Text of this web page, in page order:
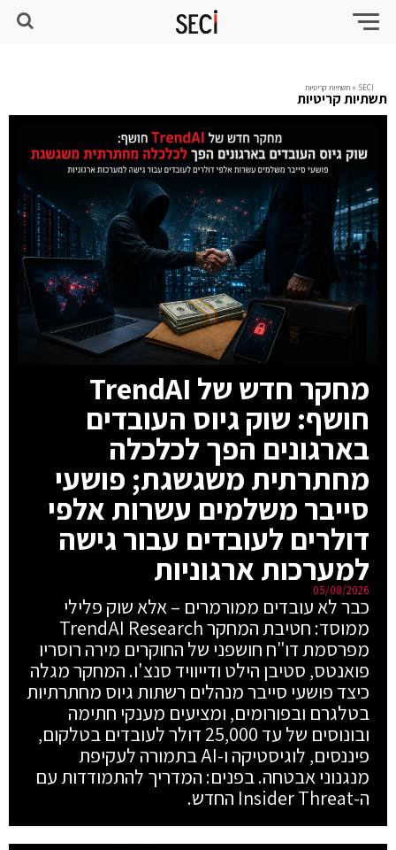
SECI
» תשתיות קריטיות
תשתיות קריטיות
מחקר חדש של TrendAI
חושף: שוק גיוס העובדים
בארגונים הפך לכלכלה
מחתרתית משגשגת; פושעי
סייבר משלמים עשרות אלפי
דולרים לעובדים עבור גישה
למערכות ארגוניות
05/08/2026
כבר לא עובדים ממורמרים – אלא שוק פלילי
ממוסד: חטיבת המחקר TrendAI Research
מפרסמת דו"ח חושפני של החוקרים מירה רוסריו
פואנטס, סטיבן הילט ודייוויד סנצ'ו. המחקר מגלה
כיצד פושעי סייבר מנהלים רשתות גיוס מחתרתיות
בטלגרם ובפורומים, ומציעים מענקי חתימה
ובונוסים של עד 25,000 דולר לעובדים בטלקום,
פיננסים, לוגיסטיקה ו-AI בתמורה לעקיפת
מנגנוני אבטחה. בפנים: המדריך להתמודדות עם
ה-Insider Threat החדש.